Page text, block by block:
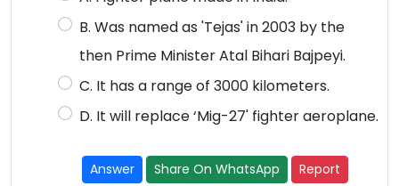
B. Was named as 'Tejas' in 2003 by the
then Prime Minister Atal Bihari Bajpeyi.
C. It has a range of 3000 kilometers.
D. It will replace ‘Mig-27' fighter aeroplane.
Answer Share On WhatsApp Report